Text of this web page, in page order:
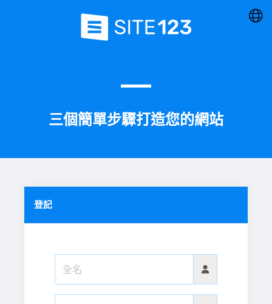
三個簡單步驟打造您的網站
登記